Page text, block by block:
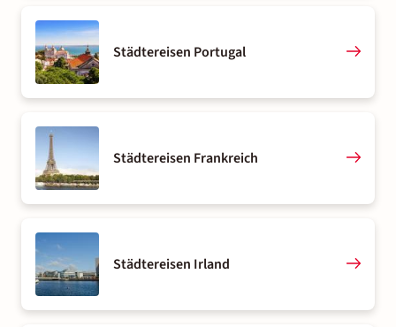
Städtereisen Portugal
Städtereisen Frankreich
Städtereisen Irland